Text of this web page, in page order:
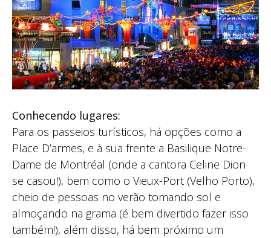
Conhecendo lugares:
Para os passeios turísticos, há opções como a
Place D’armes, e à sua frente a Basilique Notre-
Dame de Montréal (onde a cantora Celine Dion
se casou!), bem como o Vieux-Port (Velho Porto),
cheio de pessoas no verão tomando sol e
almoçando na grama (é bem divertido fazer isso
também!), além disso, há bem próximo um